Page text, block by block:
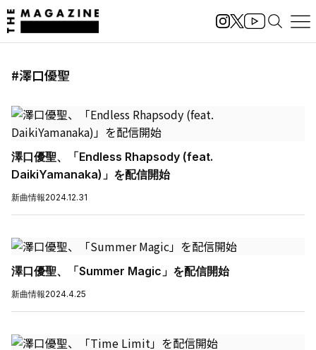
#澤口優聖
澤口優聖、「Endless Rhapsody (feat.
DaikiYamanaka)」を配信開始
新曲情報2024.12.31
澤口優聖、「Summer Magic」を配信開始
新曲情報2024.4.25